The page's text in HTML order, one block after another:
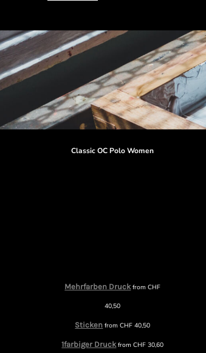
Classic OC Polo Women
Mehrfarben DruckfromCHF
40,50
Sticken fromCHF 40,50
1farbiger DruckfromCHF 30,60